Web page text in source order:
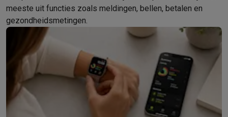
BarbecuesElektrische barbecuesHoutskoolbarbecues
Koude drankenJuicersBruiswatermachines
Pannen Keukenweegschalen
DessertsWafelijzers Pannenkoekenmakers
Smart garden
Binnentuin Kruiden Compost machines
Huishouden & airco
Stofzuigen
Robotstofzuigers Steelstofzuigers
Robots Robotstofzuigers Dweilrobots Robotmaaiers
Schoonmaken
Stoomreinigers Tapijtreinigers
meeste uit functies zoals meldingen, bellen, betalen en
gezondheidsmetingen.